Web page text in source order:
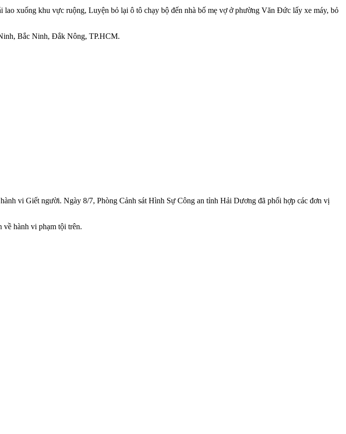
xuống khu vực ruộng, Luyện bỏ lại ô tô chạy bộ đến nhà bố mẹ vợ ở phường Văn Đức lấy xe máy, bỏ
Bắc Ninh, Đắk Nông, TP.HCM.
vi Giết người. Ngày 8/7, Phòng Cảnh sát Hình Sự Công an tỉnh Hải Dương đã phối hợp các đơn vị
hành vi phạm tội trên.